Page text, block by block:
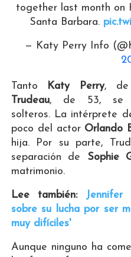
together last month on
Santa Barbara.
— Katy Perry Info
Tanto Katy Perry, de
Trudeau, de 53, se
solteros. La intérprete
poco del actor Orlando
hija. Por su parte,
separación de Sophie
matrimonio.
Lee también:
sobre su lucha por ser
muy difíciles'
Aunque ninguno ha